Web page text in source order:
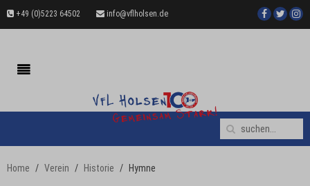
+49 (0)5223 64502 info@vflholsen.de
Home Verein Historie Hymne